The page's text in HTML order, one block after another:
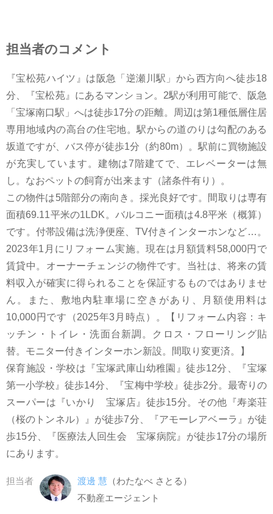
担当者のコメント
『宝松苑ハイツ』は阪急「逆瀬川駅」から西方向へ徒歩18
分、『宝松苑』にあるマンション。2駅が利用可能で、阪急
「宝塚南口駅」へは徒歩17分の距離。周辺は第1種低層住居
専用地域内の高台の住宅地。駅からの道のりは勾配のある
坂道ですが、バス停が徒歩1分（約80m）。駅前に買物施設
が充実しています。建物は7階建てで、エレベーターは無
し。なおペットの飼育が出来ます（諸条件有り）。
この物件は5階部分の南向き。採光良好です。間取りは専有
面積69.11平米の1LDK。バルコニー面積は4.8平米（概算）
です。付帯設備は洗浄便座、TV付きインターホンなど…。
2023年1月にリフォーム実施。現在は月額賃料58,000円で
賃貸中。オーナーチェンジの物件です。当社は、将来の賃
料収入が確実に得られることを保証するものではありませ
ん。また、敷地内駐車場に空きがあり、月額使用料は
10,000円です（2025年3月時点）。【リフォーム内容：キ
ッチン・トイレ・洗面台新調。クロス・フローリング貼
替。モニター付きインターホン新設。間取り変更済。】
保育施設・学校は『宝塚武庫山幼稚園』徒歩12分、『宝塚
第一小学校』徒歩14分、『宝梅中学校』徒歩2分。最寄りの
スーパーは『いかり 宝塚店』徒歩15分。その他『寿楽荘
（桜のトンネル）』が徒歩7分、『アモーレアベーラ』が徒
歩15分、『医療法人回生会 宝塚病院』が徒歩17分の場所
にあります。
担当者 渡邊 慧 （わたなべ さとる）
不動産エージェント